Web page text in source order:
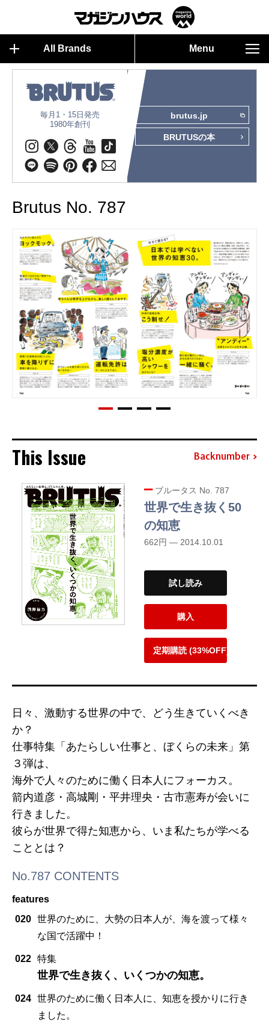
All Brands Menu
毎月1・15日発売
1980年創刊
brutus.jp
BRUTUSの本
Brutus No. 787
This Issue Backnumber
ブルータス No. 787
世界で生き抜く50
の知恵
662円 — 2014.10.01
試し読み
購入
定期購読 (33%OFF)
日々、激動する世界の中で、どう生きていくべき
か？
仕事特集「あたらしい仕事と、ぼくらの未来」第
３弾は、
海外で人々のために働く日本人にフォーカス。
箭内道彦・高城剛・平井理央・古市憲寿が会いに
行きました。
彼らが世界で得た知恵から、いま私たちが学べる
こととは？
No.787 CONTENTS
features
020 世界のために、大勢の日本人が、海を渡って様々
な国で活躍中！
022 特集
世界で生き抜く、いくつかの知恵。
024 世界のために働く日本人に、知恵を授かりに行き
ました。